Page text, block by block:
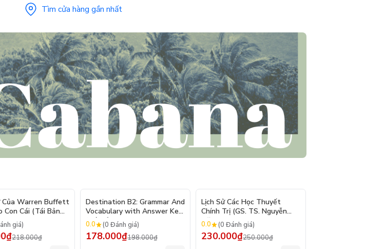
Tìm cửa hàng gần nhất
- 10%
Của Warren Buffett
Con Cái (Tái Bản
giá)
218.000₫
- 10%
Destination B2: Grammar And
Vocabulary with Answer Key
(Tái Bản 2025)
0.0 (0 Đánh giá)
178.000₫198.000₫
Lịch Sử Các Học Thuyết
Chính Trị (GS. TS. Nguyễn
Đăng Dung)
0.0 (0 Đánh giá)
230.000₫250.000₫